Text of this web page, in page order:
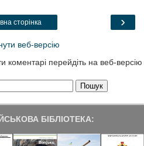
›
сторінка
веб-версію
перейдіть на веб-версію
БІБЛІОТЕКА: